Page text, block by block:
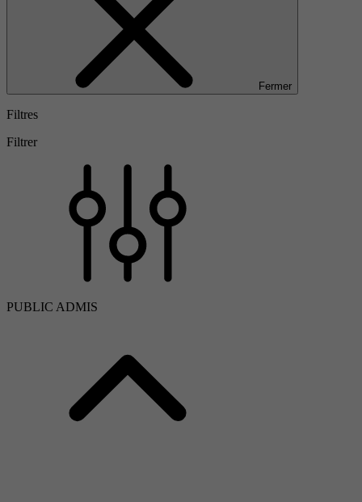
Fermer
Filtres
Filtrer
PUBLIC ADMIS